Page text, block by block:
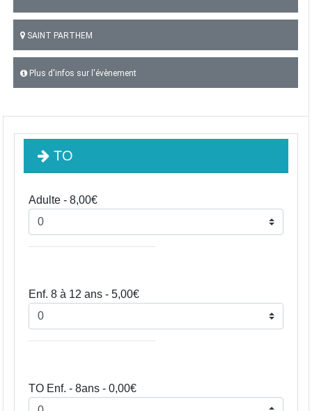
SAINT PARTHEM
Plus d'infos sur l'évènement
TO
Adulte - 8,00€
Enf. 8 à 12 ans - 5,00€
TO Enf. - 8ans - 0,00€